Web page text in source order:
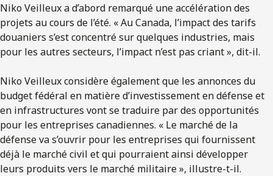
Niko Veilleux a d’abord remarqué une accélération des
projets au cours de l’été. « Au Canada, l’impact des tarifs
douaniers s’est concentré sur quelques industries, mais
pour les autres secteurs, l’impact n’est pas criant », dit-il.
Niko Veilleux considère également que les annonces du
budget fédéral en matière d’investissement en défense et
en infrastructures vont se traduire par des opportunités
pour les entreprises canadiennes. « Le marché de la
défense va s’ouvrir pour les entreprises qui fournissent
déjà le marché civil et qui pourraient ainsi développer
leurs produits vers le marché militaire », illustre-t-il.